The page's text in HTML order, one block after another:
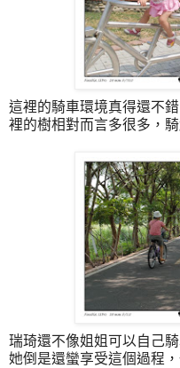
這裡的騎車環境真得還不
裡的樹相對而言多很多，
瑞琦還不像姐姐可以自己
她倒是還蠻享受這個過程